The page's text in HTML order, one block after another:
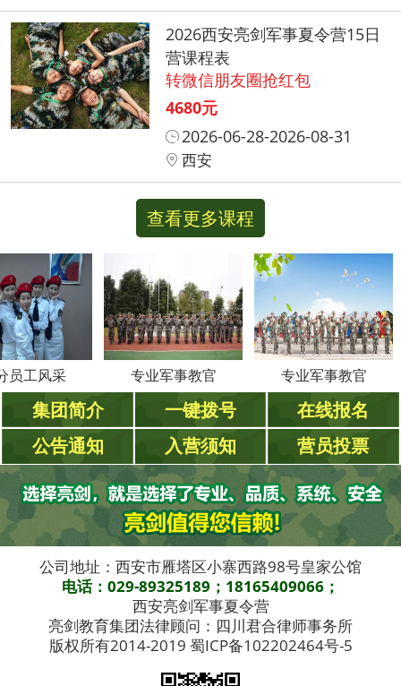
2026西安亮剑军事夏令营15日
营课程表
转微信朋友圈抢红包
4680元
2026-06-28-2026-08-31
西安
查看更多课程
采 专业军事教官 专业军事教官
集团简介 一键拨号
在线报名
公告通知
入营须知 营员投票
公司地址：西安市雁塔区小寨西路98号皇家公馆
电话：029-89325189；18165409066；
西安亮剑军事夏令营
亮剑教育集团法律顾问：四川君合律师事务所
版权所有2014-2019 蜀ICP备102202464号-5